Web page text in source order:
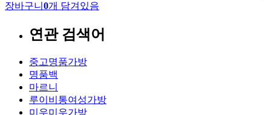
장바구니 0개 담겨있음
연관 검색어
중고명품가방
명품백
마르니
루이비통여성가방
미우미우가방